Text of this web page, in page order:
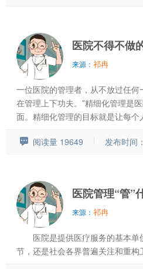
医院不得不做
来源： 祁冉
一位医院的管理者，从不放过任
在管理上下功夫。”精细化管理是
面。精细化管理的目标就是让每个
阅读量 19649 发布时间
医院管理“管”
来源： 祁冉
医院是提供医疗服务的基本单
节，还是社会各界普遍关注和重